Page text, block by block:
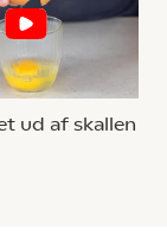
ud af skallen